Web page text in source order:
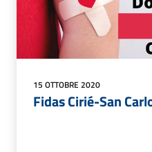
15 OTTOBRE 2020
Fidas Cirié-San